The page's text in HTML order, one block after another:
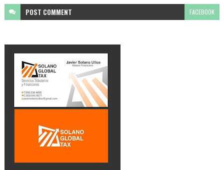
POST COMMENT FACEBOOK